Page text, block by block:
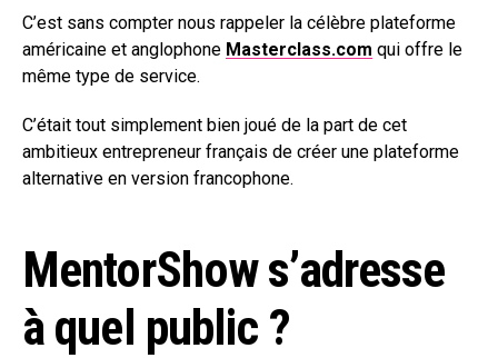
C’est sans compter nous rappeler la célèbre plateforme
américaine et anglophone Masterclass.com qui offre le
même type de service.
C’était tout simplement bien joué de la part de cet
ambitieux entrepreneur français de créer une plateforme
alternative en version francophone.
MentorShow s’adresse
à quel public ?